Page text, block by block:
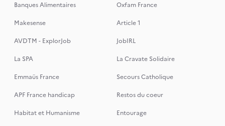
Banques Alimentaires
Oxfam France
Makesense
Article 1
AVDTM - ExplorJob
JobIRL
La SPA
La Cravate Solidaire
Emmaüs France
Secours Catholique
APF France handicap
Restos du coeur
Habitat et Humanisme
Entourage